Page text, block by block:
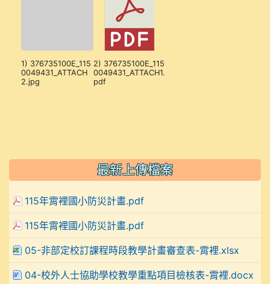
1) 376735100E_115
0049431_ATTACH
2.jpg
2) 376735100E_115
0049431_ATTACH1.
pdf
最新上傳檔案
115年霄裡國小防災計畫.pdf
115年霄裡國小防災計畫.pdf
05-非部定校訂課程時段教學計畫審查表-霄裡.xlsx
04-校外人士協助學校教學重點項目檢核表-霄裡.docx